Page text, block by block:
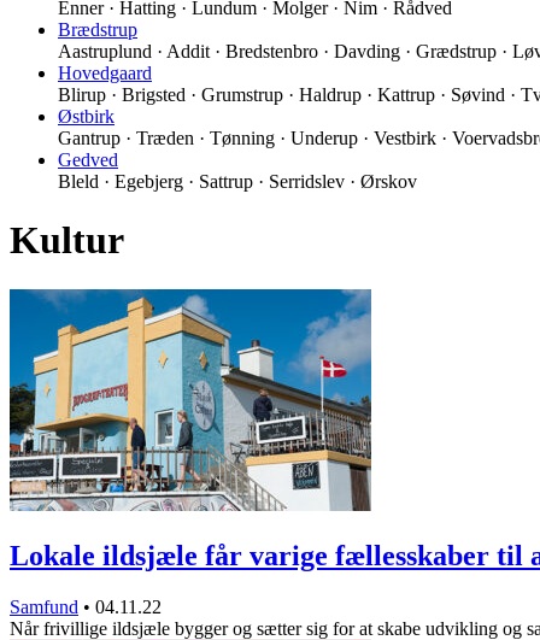
Enner · Hatting · Lundum · Molger · Nim · Rådved
Brædstrup
Aastruplund · Addit · Bredstenbro · Davding · Grædstrup ·
Hovedgaard
Blirup · Brigsted · Grumstrup · Haldrup · Kattrup · Søvind ·
Østbirk
Gantrup · Træden · Tønning · Underup · Vestbirk ·
Gedved
Bleld · Egebjerg · Sattrup · Serridslev · Ørskov
Kultur
Lokale ildsjæle får varige fællesskaber til
Samfund • 04.11.22
Når frivillige ildsjæle bygger og sætter sig for at skabe udvikling og